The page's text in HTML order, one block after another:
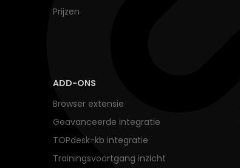
Prijzen
ADD-ONS
Browser extensie
Geavanceerde integratie
TOPdesk-kb integratie
Trainingsvoortgang inzicht